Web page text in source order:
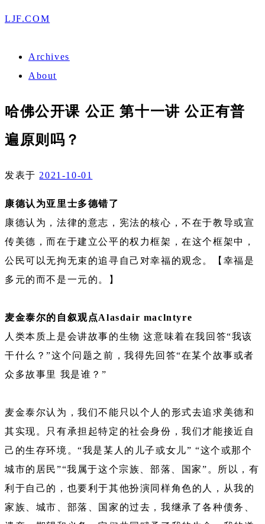
LJF.COM
Archives
About
哈佛公开课 公正 第十一讲 公正有普
遍原则吗？
发表于 2021-10-01
康德认为亚里士多德错了
康德认为，法律的意志，宪法的核心，不在于教导或宣
传美德，而在于建立公平的权力框架，在这个框架中，
公民可以无拘无束的追寻自己对幸福的观念。【幸福是
多元的而不是一元的。】
麦金泰尔的自叙观点Alasdair maclntyre
人类本质上是会讲故事的生物 这意味着在我回答“我该
干什么？”这个问题之前，我得先回答“在某个故事或者
众多故事里 我是谁？”
麦金泰尔认为，我们不能只以个人的形式去追求美德和
其实现。只有承担起特定的社会身份，我们才能接近自
己的生存环境。“我是某人的儿子或女儿” “这个或那个
城市的居民”“我属于这个宗族、部落、国家”。所以，有
利于自己的，也要利于其他扮演同样角色的人，从我的
家族、城市、部落、国家的过去，我继承了各种债务、